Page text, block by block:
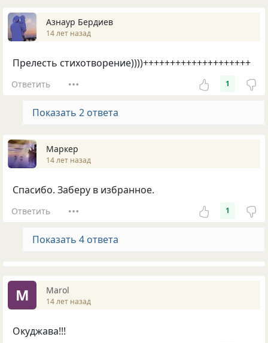
Азнаур Бердиев
14 лет назад
Прелесть стихотворение))))++++++++++++++++++++
Ответить 1
Показать 2 ответа
Маркер
14 лет назад
Спасибо. Заберу в избранное.
Ответить 1
Показать 4 ответа
M Marol
14 лет назад
Окуджава!!!